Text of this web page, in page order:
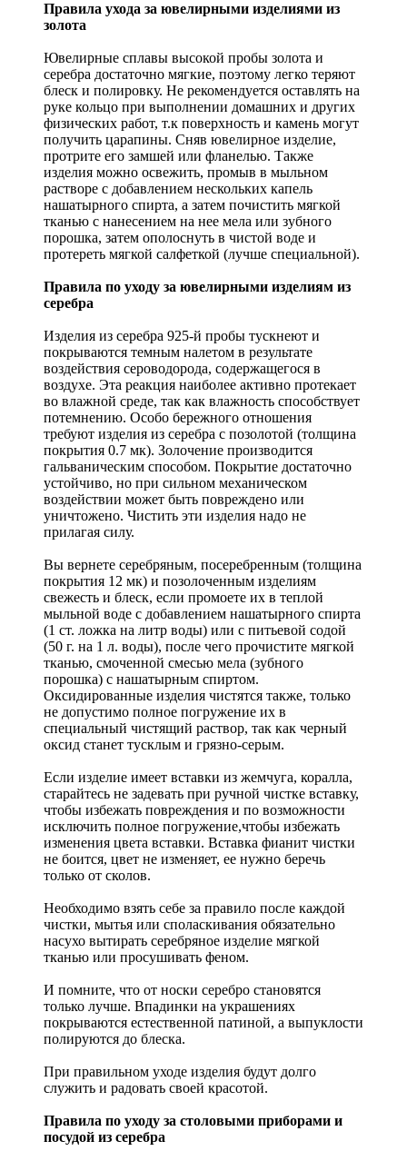
Правила ухода за ювелирными изделиями из
золота
Ювелирные сплавы высокой пробы золота и
серебра достаточно мягкие, поэтому легко теряют
блеск и полировку. Не рекомендуется оставлять на
руке кольцо при выполнении домашних и других
физических работ, т.к поверхность и камень могут
получить царапины. Сняв ювелирное изделие,
протрите его замшей или фланелью. Также
изделия можно освежить, промыв в мыльном
растворе с добавлением нескольких капель
нашатырного спирта, а затем почистить мягкой
тканью с нанесением на нее мела или зубного
порошка, затем ополоснуть в чистой воде и
протереть мягкой салфеткой (лучше специальной).
Правила по уходу за ювелирными изделиям из
серебра
Изделия из серебра 925-й пробы тускнеют и
покрываются темным налетом в результате
воздействия сероводорода, содержащегося в
воздухе. Эта реакция наиболее активно протекает
во влажной среде, так как влажность способствует
потемнению. Особо бережного отношения
требуют изделия из серебра с позолотой (толщина
покрытия 0.7 мк). Золочение производится
гальваническим способом. Покрытие достаточно
устойчиво, но при сильном механическом
воздействии может быть повреждено или
уничтожено. Чистить эти изделия надо не
прилагая силу.
Вы вернете серебряным, посеребренным (толщина
покрытия 12 мк) и позолоченным изделиям
свежесть и блеск, если промоете их в теплой
мыльной воде с добавлением нашатырного спирта
(1 ст. ложка на литр воды) или с питьевой содой
(50 г. на 1 л. воды), после чего прочистите мягкой
тканью, смоченной смесью мела (зубного
порошка) с нашатырным спиртом.
Оксидированные изделия чистятся также, только
не допустимо полное погружение их в
специальный чистящий раствор, так как черный
оксид станет тусклым и грязно-серым.
Если изделие имеет вставки из жемчуга, коралла,
старайтесь не задевать при ручной чистке вставку,
чтобы избежать повреждения и по возможности
исключить полное погружение,чтобы избежать
изменения цвета вставки. Вставка фианит чистки
не боится, цвет не изменяет, ее нужно беречь
только от сколов.
Необходимо взять себе за правило после каждой
чистки, мытья или споласкивания обязательно
насухо вытирать серебряное изделие мягкой
тканью или просушивать феном.
И помните, что от носки серебро становятся
только лучше. Впадинки на украшениях
покрываются естественной патиной, а выпуклости
полируются до блеска.
При правильном уходе изделия будут долго
служить и радовать своей красотой.
Правила по уходу за столовыми приборами и
посудой из серебра